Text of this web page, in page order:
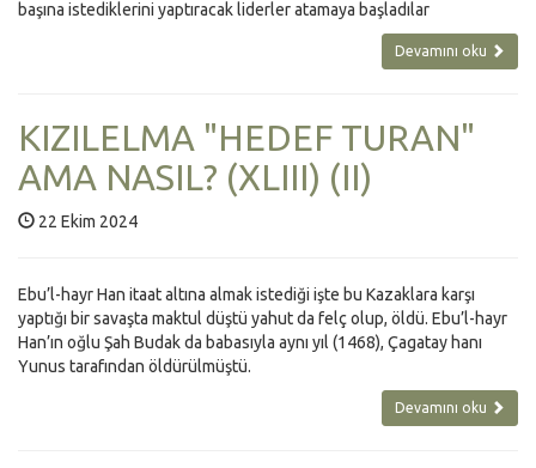
başına istediklerini yaptıracak liderler atamaya başladılar
Devamını oku
KIZILELMA "HEDEF TURAN"
AMA NASIL? (XLIII) (II)
22 Ekim 2024
Ebu’l-hayr Han itaat altına almak istediği işte bu Kazaklara karşı
yaptığı bir savaşta maktul düştü yahut da felç olup, öldü. Ebu’l-hayr
Han’ın oğlu Şah Budak da babasıyla aynı yıl (1468), Çagatay hanı
Yunus tarafından öldürülmüştü.
Devamını oku